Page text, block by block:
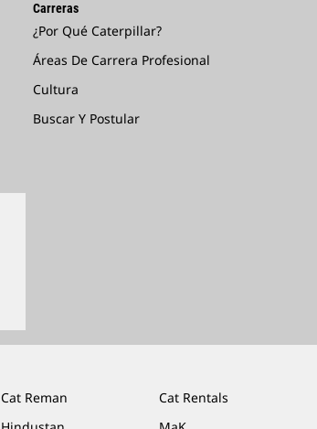
Carreras
¿Por Qué Caterpillar?
Áreas De Carrera Profesional
Cultura
Buscar Y Postular
Cat Reman Cat Rentals